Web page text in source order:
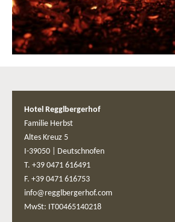
Hotel Regglbergerhof
Familie Herbst
Altes Kreuz 5
I-39050
Deutschnofen
T. +39 0471 616491
F. +39 0471 616753
info@regglbergerhof.com
MwSt: IT00465140218